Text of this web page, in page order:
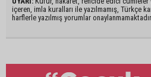
içeren, imla kuralları ile yazılmamış, Türkçe
harflerle yazılmış yorumlar onaylanmamaktadır.